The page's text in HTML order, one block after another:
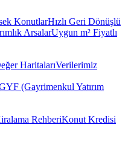
KonutlarHızlı Geri Dönüşlü
ArsalarUygun m² Fiyatlı
HaritalarıVerilerimiz
(Gayrimenkul Yatırım
RehberiKonut Kredisi